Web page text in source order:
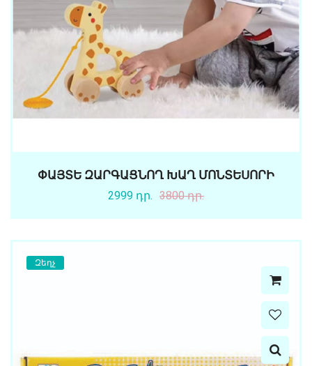
ՓԱՅՏԵ ԶԱՐԳԱՑՆՈՂ ԽԱՂ ՄՈՆՏԵՍՈՐԻ
2999 դր. 3800 դր.
Զեղչ